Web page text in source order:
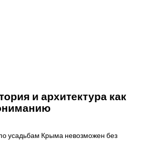
и архитектура как
усадьбам Крыма невозможен без